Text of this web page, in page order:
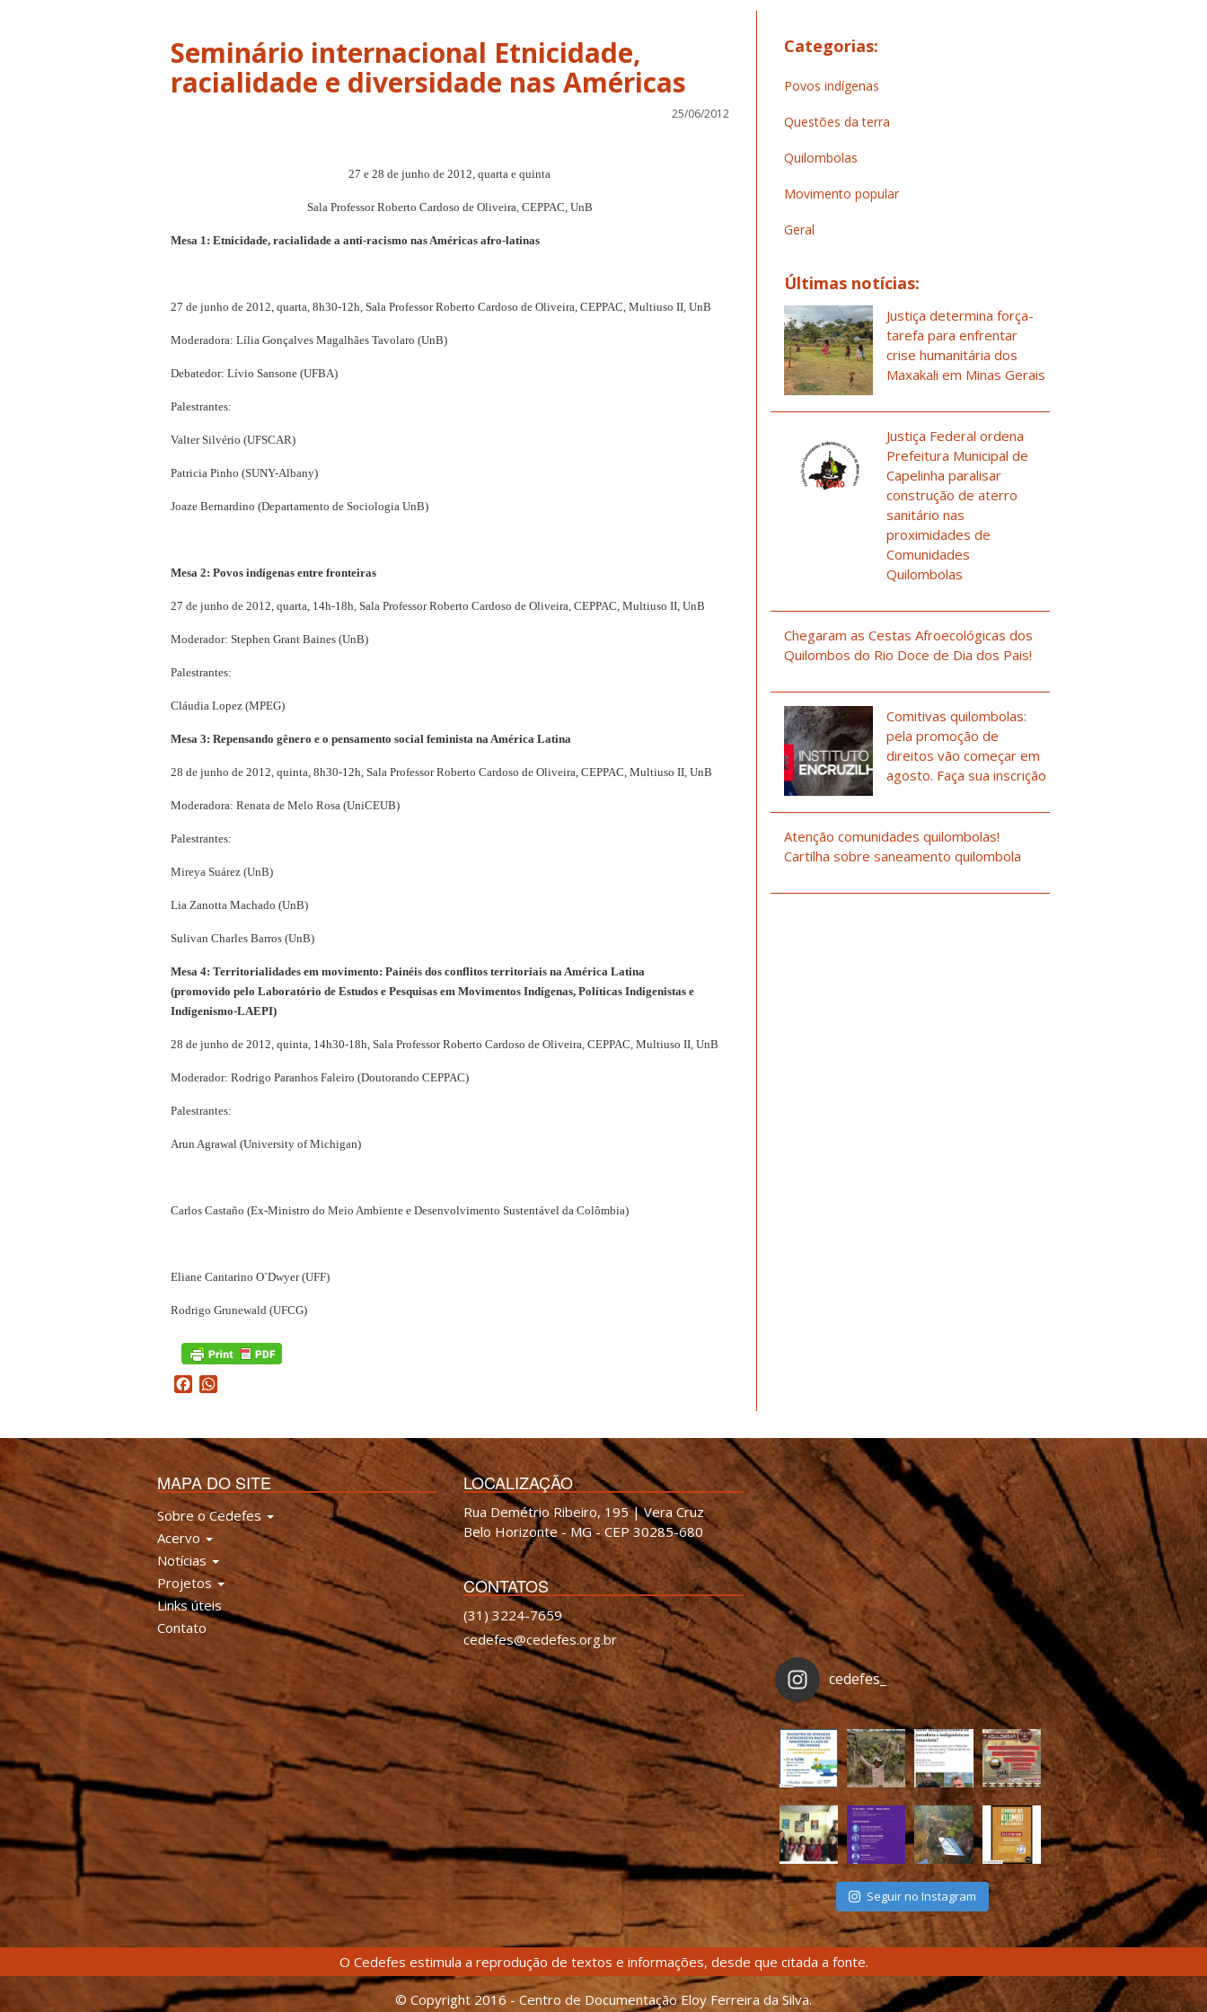
Seminário internacional Etnicidade,
25/06/2012
27 e 28 de junho de 2012, quarta e quinta
Sala Professor Roberto Cardoso de Oliveira, CEPPAC, UnB
Mesa 1: Etnicidade, racialidade a anti-racismo nas Américas afro-latinas
27 de junho de 2012, quarta, 8h30-12h, Sala Professor Roberto Cardoso de Oliveira, CEPPAC, Multiuso II, UnB
Moderadora: Lília Gonçalves Magalhães Tavolaro (UnB)
Debatedor: Lívio Sansone (UFBA)
Palestrantes:
Valter Silvério (UFSCAR)
Patricia Pinho (SUNY-Albany)
Joaze Bernardino (Departamento de Sociologia UnB)
Mesa 2: Povos indígenas entre fronteiras
27 de junho de 2012, quarta, 14h-18h, Sala Professor Roberto Cardoso de Oliveira, CEPPAC, Multiuso II, UnB
Moderador: Stephen Grant Baines (UnB)
Palestrantes:
Cláudia Lopez (MPEG)
Mesa 3: Repensando gênero e o pensamento social feminista na América Latina
28 de junho de 2012, quinta, 8h30-12h, Sala Professor Roberto Cardoso de Oliveira, CEPPAC, Multiuso II, UnB
Moderadora: Renata de Melo Rosa (UniCEUB)
Palestrantes:
Mireya Suárez (UnB)
Lia Zanotta Machado (UnB)
Sulivan Charles Barros (UnB)
Mesa 4: Territorialidades em movimento: Painéis dos conflitos territoriais na América Latina
(promovido pelo Laboratório de Estudos e Pesquisas em Movimentos Indígenas, Políticas Indigenistas e
Indigenismo-LAEPI)
28 de junho de 2012, quinta, 14h30-18h, Sala Professor Roberto Cardoso de Oliveira, CEPPAC, Multiuso II, UnB
Moderador: Rodrigo Paranhos Faleiro (Doutorando CEPPAC)
Palestrantes:
Arun Agrawal (University of Michigan)
Carlos Castaño (Ex-Ministro do Meio Ambiente e Desenvolvimento Sustentável da Colômbia)
Eliane Cantarino O`Dwyer (UFF)
Rodrigo Grunewald (UFCG)
Facebook
Categorias:
Povos indígenas
Questões da terra
Quilombolas
Movimento popular
Geral
Últimas notícias:
Justiça determina força-
tarefa para enfrentar
crise humanitária dos
Maxakali em Minas Gerais
Justiça Federal ordena
Prefeitura Municipal de
Capelinha paralisar
construção de aterro
sanitário nas
proximidades de
Comunidades
Quilombolas
Chegaram as Cestas Afroecológicas dos
Quilombos do Rio Doce de Dia dos Pais!
Comitivas quilombolas:
pela promoção de
direitos vão começar em
agosto. Faça sua inscrição
Atenção comunidades quilombolas!
Cartilha sobre saneamento quilombola
MAPA DO SITE
Sobre o Cedefes
Acervo
Notícias
Projetos
Links úteis
Contato
LOCALIZAÇÃO
Rua Demétrio Ribeiro, 195 | Vera Cruz
Belo Horizonte - MG - CEP 30285-680
CONTATOS
(31) 3224-7659
cedefes@cedefes.org.br
cedefes_
Seguir no Instagram
O Cedefes estimula a reprodução de textos e informações, desde que citada a fonte.
© Copyright 2016 - Centro de Documentação Eloy Ferreira da Silva.